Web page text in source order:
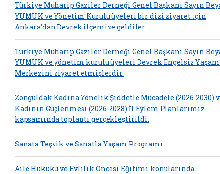
Türkiye Muharip Gaziler Derneği Genel Başkanı Sayın
YUMUK ve Yönetim Kurulu üyeleri bir dizi ziyaret için
Ankara’dan Devrek ilçemize geldiler.
Türkiye Muharip Gaziler Derneği Genel Başkanı Sayın
YUMUK ve yönetim kurulu üyeleri Devrek Engelsiz Yaşam
Merkezini ziyaret etmişlerdir.
Zonguldak Kadına Yönelik Şiddetle Mücadele (2026-2030)
Kadının Güçlenmesi (2026-2028) İl Eylem Planlarımız
kapsamında toplantı gerçekleştirildi.
Sanata Teşvik ve Sanatla Yaşam Programı
Aile Hukuku ve Evlilik Öncesi Eğitimi konularında